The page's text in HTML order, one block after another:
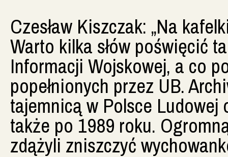
Czesław Kiszczak: „Na
Warto kilka słów poświęcić
Informacji Wojskowej, a co
popełnionych przez UB.
tajemnicą w Polsce Ludowej
także po 1989 roku.
zdążyli zniszczyć